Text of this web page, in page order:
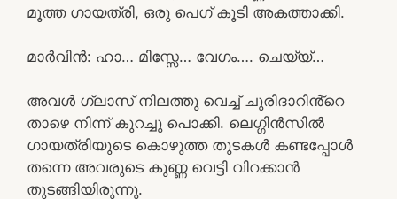
മൂത്ത ഗായത്രി, ഒരു പെഗ് കൂടി അകത്താക്കി.
മാർവിൻ: ഹാ… മിസ്സേ… വേഗം…. ചെയ്യ്…
അവൾ ഗ്ലാസ് നിലത്തു വെച്ച് ചുരിദാറിൻ്റെ
താഴെ നിന്ന് കുറച്ചു പൊക്കി. ലെഗ്ഗിൻസിൽ
ഗായത്രിയുടെ കൊഴുത്ത തുടകൾ കണ്ടപ്പോൾ
തന്നെ അവരുടെ കുണ്ണ വെട്ടി വിറക്കാൻ
തുടങ്ങിയിരുന്നു.